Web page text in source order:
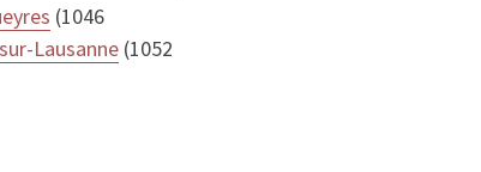
(1046
Lausanne (1052